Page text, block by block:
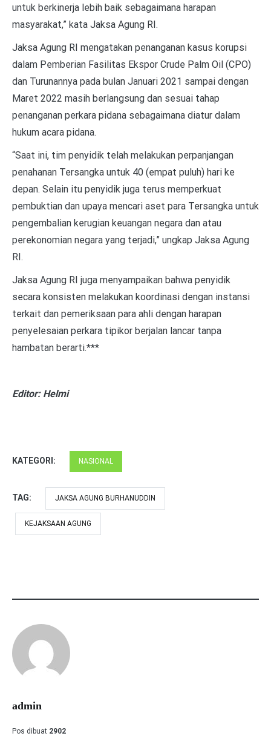
untuk berkinerja lebih baik sebagaimana harapan
masyarakat,” kata Jaksa Agung RI.
Jaksa Agung RI mengatakan penanganan kasus korupsi
dalam Pemberian Fasilitas Ekspor Crude Palm Oil (CPO)
dan Turunannya pada bulan Januari 2021 sampai dengan
Maret 2022 masih berlangsung dan sesuai tahap
penanganan perkara pidana sebagaimana diatur dalam
hukum acara pidana.
“Saat ini, tim penyidik telah melakukan perpanjangan
penahanan Tersangka untuk 40 (empat puluh) hari ke
depan. Selain itu penyidik juga terus memperkuat
pembuktian dan upaya mencari aset para Tersangka untuk
pengembalian kerugian keuangan negara dan atau
perekonomian negara yang terjadi,” ungkap Jaksa Agung
RI.
Jaksa Agung RI juga menyampaikan bahwa penyidik
secara konsisten melakukan koordinasi dengan instansi
terkait dan pemeriksaan para ahli dengan harapan
penyelesaian perkara tipikor berjalan lancar tanpa
hambatan berarti.***
Editor: Helmi
KATEGORI: NASIONAL
TAG: JAKSA AGUNG BURHANUDDIN
KEJAKSAAN AGUNG
admin
Pos dibuat 2902